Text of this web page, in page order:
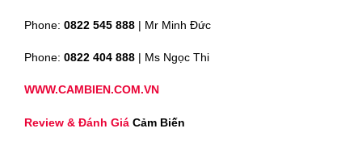
Phone: 0822 545 888 | Mr Minh Đức
Phone: 0822 404 888 | Ms Ngọc Thi
WWW.CAMBIEN.COM.VN
Review & Đánh Giá Cảm Biến